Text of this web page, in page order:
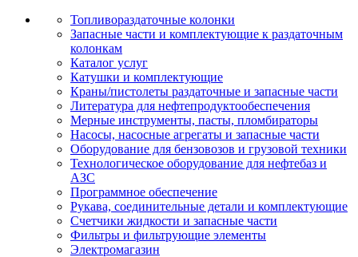
Топливораздаточные колонки
Запасные части и комплектующие к раздаточным
колонкам
Каталог услуг
Катушки и комплектующие
Краны/пистолеты раздаточные и запасные части
Литература для нефтепродуктообеспечения
Мерные инструменты, пасты, пломбираторы
Насосы, насосные агрегаты и запасные части
Оборудование для бензовозов и грузовой техники
Технологическое оборудование для нефтебаз и
АЗС
Программное обеспечение
Рукава, соединительные детали и комплектующие
Счетчики жидкости и запасные части
Фильтры и фильтрующие элементы
Электромагазин